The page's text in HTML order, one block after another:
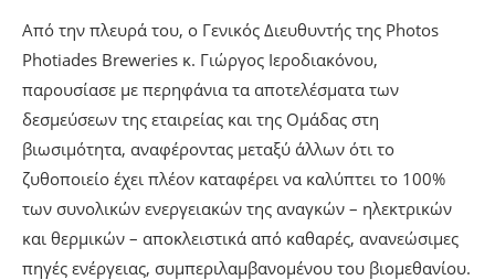
Από την πλευρά του, ο Γενικός Διευθυντής της Photos
Photiades Breweries κ. Γιώργος Ιεροδιακόνου,
παρουσίασε με περηφάνια τα αποτελέσματα των
δεσμεύσεων της εταιρείας και της Ομάδας στη
βιωσιμότητα, αναφέροντας μεταξύ άλλων ότι το
ζυθοποιείο έχει πλέον καταφέρει να καλύπτει το 100%
των συνολικών ενεργειακών της αναγκών – ηλεκτρικών
και θερμικών – αποκλειστικά από καθαρές, ανανεώσιμες
πηγές ενέργειας, συμπεριλαμβανομένου του βιομεθανίου.